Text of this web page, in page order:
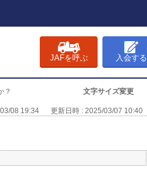
JAFを呼ぶ 入会する
文字サイズ変更
？
08 19:34 更新日時 : 2025/03/07 10:40